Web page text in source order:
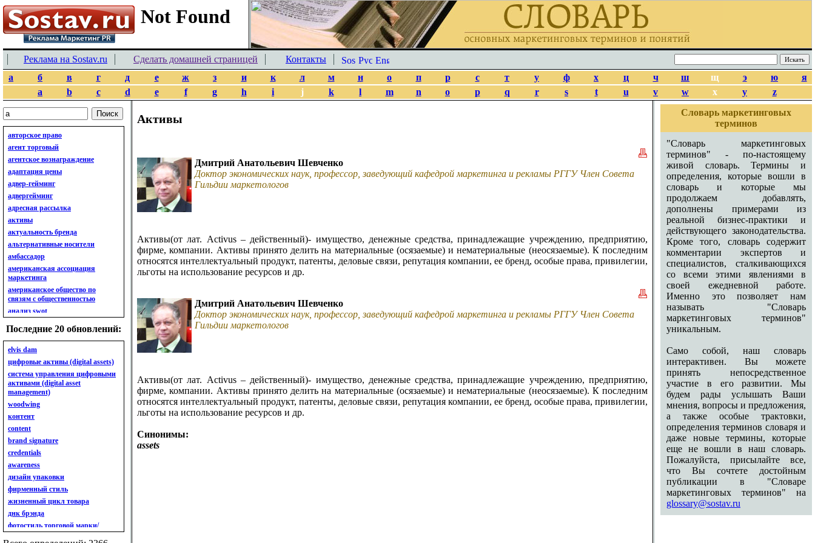
Реклама на Sostav.ru Сделать домашней страницей
Контакты
а
б в г д е ж з и к л м н о п р с т у ф х ц ч ш щ э ю
я
a
b c d e f g h i j k l m n o p q r s t u v w x y z
авторское право
агент торговый
агентское вознаграждение
адаптация цены
адвер-гейминг
адвергейминг
адресная рассылка
активы
актуальность бренда
альтернативные носители
амбассадор
американская ассоциация
маркетинга
американское общество по
связям с общественностью
анализ swot
анализ бизнес-портфеля
анализ имиджа
анализ кластерный
анализ конкурентов
анализ кросс-культурных
особенностей
анализ мак кинси «7s»
анализ макросистемы
анализ маркетинговый
анализ рынка
анализ ситуационный
анализ экспертный
индивидуальный
анкета
ассортимент
ассортимент товарный.
планирование товарного
ассортимента
ассортимент. глубина
Последние 20 обновлений:
elvis dam
цифровые активы (digital assets)
система управления цифровыми
активами (digital asset
management)
woodwing
контент
content
brand signature
credentials
awareness
дизайн упаковки
фирменный стиль
жизненный цикл товара
днк брэнда
фотостиль торговой марки/
линейки продукции
Активы
Дмитрий Анатольевич Шевченко
Доктор экономических наук, профессор, заведующий кафедрой маркетинга и рекламы РГГУ Член Совета
Гильдии маркетологов
Активы(от лат. Activus – действенный)- имущество, денежные средства, принадлежащие учреждению, предприятию,
фирме, компании. Активы принято делить на материальные (осязаемые) и нематериальные (неосязаемые). К последним
относятся интеллектуальный продукт, патенты, деловые связи, репутация компании, ее бренд, особые права, привилегии,
льготы на использование ресурсов и др.
Дмитрий Анатольевич Шевченко
Доктор экономических наук, профессор, заведующий кафедрой маркетинга и рекламы РГГУ Член Совета
Гильдии маркетологов
Активы(от лат. Activus – действенный)- имущество, денежные средства, принадлежащие учреждению, предприятию,
фирме, компании. Активы принято делить на материальные (осязаемые) и нематериальные (неосязаемые). К последним
относятся интеллектуальный продукт, патенты, деловые связи, репутация компании, ее бренд, особые права, привилегии,
льготы на использование ресурсов и др.
Синонимы:
assets
Словарь маркетинговых
терминов
"Словарь маркетинговых
терминов" - по-настоящему
живой словарь. Термины и
определения, которые вошли в
словарь и которые мы
продолжаем добавлять,
дополнены примерами из
реальной бизнес-практики и
действующего законодательства.
Кроме того, словарь содержит
комментарии экспертов и
специалистов, сталкивающихся
со всеми этими явлениями в
своей ежедневной работе.
Именно это позволяет нам
называть "Словарь
маркетинговых терминов"
уникальным.
Само собой, наш словарь
интерактивен. Вы можете
принять непосредственное
участие в его развитии. Мы
будем рады услышать Ваши
мнения, вопросы и предложения,
а также особые трактовки,
определения терминов словаря и
даже новые термины, которые
еще не вошли в наш словарь.
Пожалуйста, присылайте все,
что Вы сочтете достойным
публикации в "Словаре
маркетинговых терминов" на
glossary@sostav.ru